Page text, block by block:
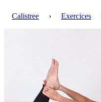
Calistree › Exercices